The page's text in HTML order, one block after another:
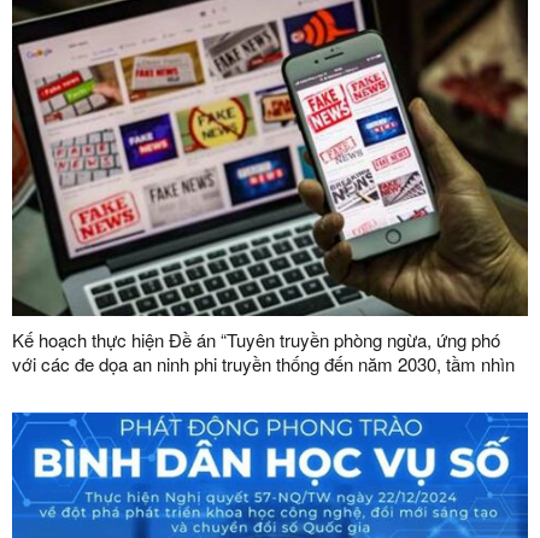
Kế hoạch thực hiện Đề án “Tuyên truyền phòng ngừa, ứng phó
với các đe dọa an ninh phi truyền thống đến năm 2030, tầm nhìn